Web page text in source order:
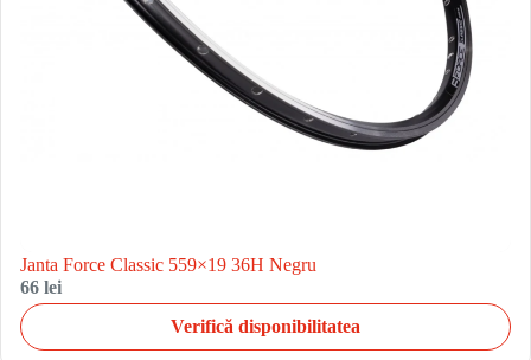
Janta Force Classic 559×19 36H Negru
66 lei
Verifică disponibilitatea